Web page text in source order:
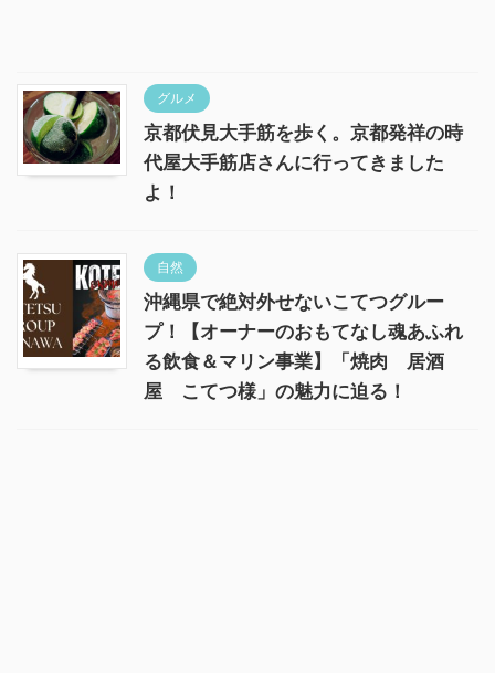
グルメ
京都伏見大手筋を歩く。京都発祥の時
代屋大手筋店さんに行ってきました
よ！
自然
沖縄県で絶対外せないこてつグルー
プ！【オーナーのおもてなし魂あふれ
る飲食＆マリン事業】「焼肉 居酒
屋 こてつ様」の魅力に迫る！